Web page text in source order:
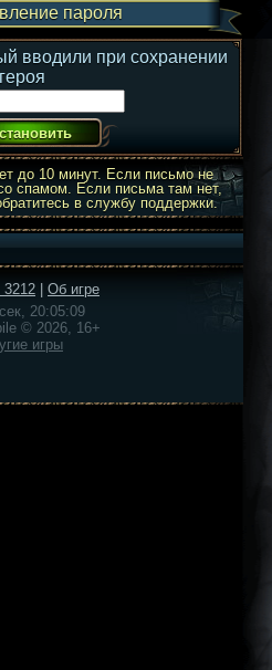
пароля
вводили при сохранении
героя
до 10 минут. Если письмо не
спамом. Если письма там нет,
в службу поддержки.
Об игре
20:05:09
© 2026, 16+
игры